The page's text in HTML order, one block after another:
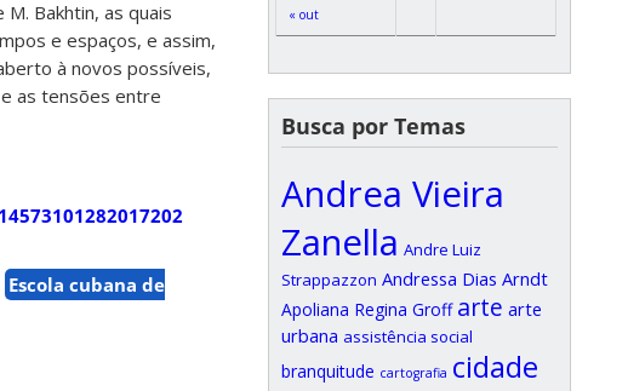
Bakhtin, as quais
e espaços, e assim,
à novos possíveis,
as tensões entre
Escola cubana de
« out
Busca por Temas
Andrea Vieira
Zanella Andre Luiz
Strappazzon Andressa Dias Arndt
Apoliana Regina Groff arte arte
urbana assistência social
branquitude cartografia cidade